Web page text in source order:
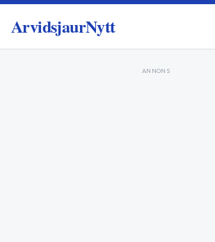
ArvidsjaurNytt
ANNONS